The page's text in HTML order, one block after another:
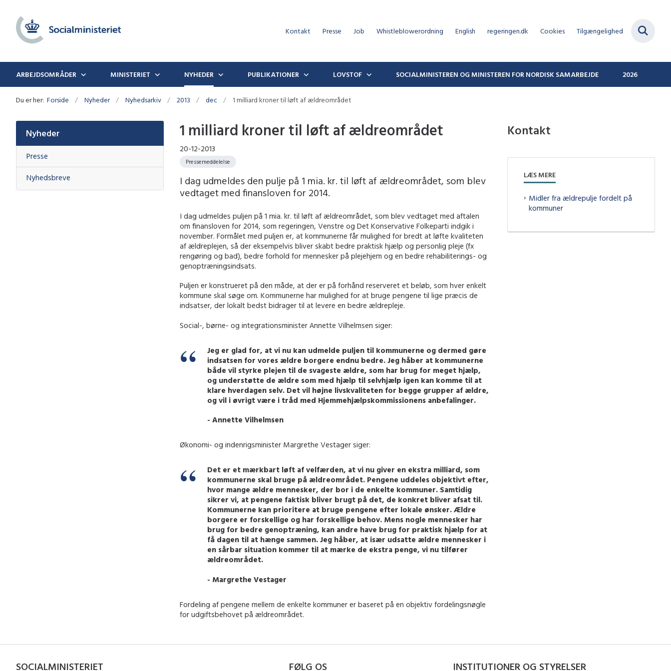
Kontakt Presse Job Whistleblowerordning English regeringen.dk Cookies Tilgængelighed
ARBEJDSOMRÅDER MINISTERIET NYHEDER PUBLIKATIONER LOVSTOF SOCIALMINISTEREN OG MINISTEREN FOR NORDISK SAMARBEJDE 2026
Du er her: Forside Nyheder Nyhedsarkiv 2013 dec 1 milliard kroner til løft af ældreområdet
Nyheder
Presse
Nyhedsbreve
1 milliard kroner til løft af ældreområdet
20-12-2013
Pressemeddelelse
I dag udmeldes den pulje på 1 mia. kr. til løft af ældreområdet, som blev
vedtaget med finansloven for 2014.
I dag udmeldes puljen på 1 mia. kr. til løft af ældreområdet, som blev vedtaget med aftalen
om finansloven for 2014, som regeringen, Venstre og Det Konservative Folkeparti indgik i
november. Formålet med puljen er, at kommunerne får mulighed for bredt at løfte kvaliteten
af ældreplejen, så der eksempelvis bliver skabt bedre praktisk hjælp og personlig pleje (fx
rengøring og bad), bedre forhold for mennesker på plejehjem og en bedre rehabiliterings- og
genoptræningsindsats.
Puljen er konstrueret på den måde, at der er på forhånd reserveret et beløb, som hver enkelt
kommune skal søge om. Kommunerne har mulighed for at bruge pengene til lige præcis de
indsatser, der lokalt bedst bidrager til at levere en bedre ældrepleje.
Social-, børne- og integrationsminister Annette Vilhelmsen siger:
Jeg er glad for, at vi nu kan udmelde puljen til kommunerne og dermed gøre
indsatsen for vores ældre borgere endnu bedre. Jeg håber at kommunerne
både vil styrke plejen til de svageste ældre, som har brug for meget hjælp,
og understøtte de ældre som med hjælp til selvhjælp igen kan komme til at
klare hverdagen selv. Det vil højne livskvaliteten for begge grupper af ældre,
og vil i øvrigt være i tråd med Hjemmehjælpskommissionens anbefalinger.
- Annette Vilhelmsen
Økonomi- og indenrigsminister Margrethe Vestager siger:
Det er et mærkbart løft af velfærden, at vi nu giver en ekstra milliard, som
kommunerne skal bruge på ældreområdet. Pengene uddeles objektivt efter,
hvor mange ældre mennesker, der bor i de enkelte kommuner. Samtidig
sikrer vi, at pengene faktisk bliver brugt på det, de konkret bliver afsat til.
Kommunerne kan prioritere at bruge pengene efter lokale ønsker. Ældre
borgere er forskellige og har forskellige behov. Mens nogle mennesker har
brug for bedre genoptræning, kan andre have brug for praktisk hjælp for at
få dagen til at hænge sammen. Jeg håber, at især udsatte ældre mennesker i
en sårbar situation kommer til at mærke de ekstra penge, vi nu tilfører
ældreområdet.
- Margrethe Vestager
Fordeling af pengene mellem de enkelte kommuner er baseret på en objektiv fordelingsnøgle
for udgiftsbehovet på ældreområdet.
Kontakt
LÆS MERE
Midler fra ældrepulje fordelt på
kommuner
SOCIALMINISTERIET FØLG OS INSTITUTIONER OG STYRELSER